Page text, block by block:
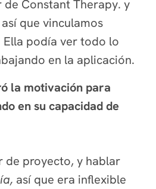
Constant Therapy. y
que vinculamos
Ella podía ver todo lo
en la aplicación.
la motivación para
en su capacidad de
de proyecto, y hablar
así que era inflexible